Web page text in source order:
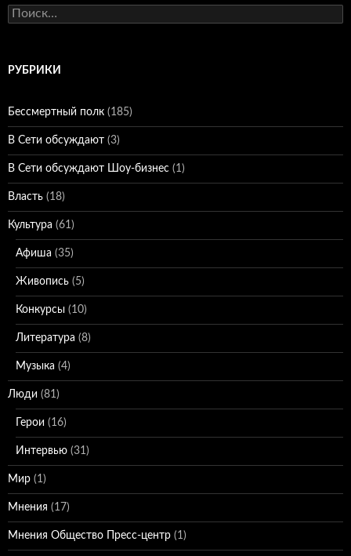
Найти:
РУБРИКИ
Бессмертный полк (185)
В Сети обсуждают (3)
В Сети обсуждают Шоу-бизнес (1)
Власть (18)
Культура (61)
Афиша (35)
Живопись (5)
Конкурсы (10)
Литература (8)
Музыка (4)
Люди (81)
Герои (16)
Интервью (31)
Мир (1)
Мнения (17)
Мнения Общество Пресс-центр (1)